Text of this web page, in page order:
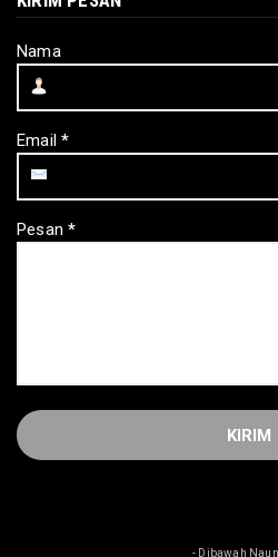
Nama
Email*
Pesan*
- Dibawah